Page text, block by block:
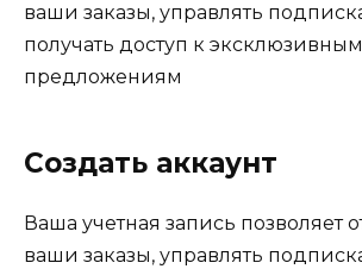
ваши заказы, управлять
получать доступ к эксклюзивным
предложениям
Создать аккаунт
Ваша учетная запись позволяет
ваши заказы, управлять